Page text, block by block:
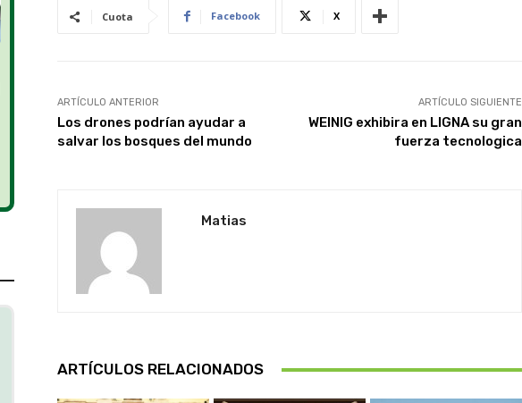
Cuota Facebook X
ARTÍCULO ANTERIOR
Los drones podrían ayudar a
salvar los bosques del mundo
ARTÍCULO SIGUIENTE
WEINIG exhibira en LIGNA su gran
fuerza tecnologica
Matias
ARTÍCULOS RELACIONADOS